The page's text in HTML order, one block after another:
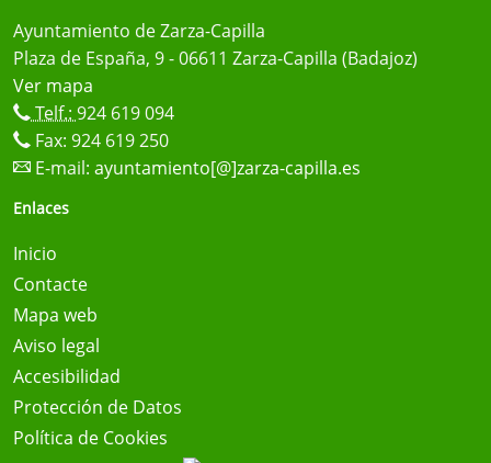
Ayuntamiento de Zarza-Capilla
Plaza de España, 9 - 06611 Zarza-Capilla (Badajoz)
Ver mapa
Telf.: 924 619 094
Fax: 924 619 250
E-mail: ayuntamiento[@]zarza-capilla.es
Enlaces
Inicio
Contacte
Mapa web
Aviso legal
Accesibilidad
Protección de Datos
Política de Cookies